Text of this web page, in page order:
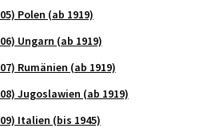
05) Polen (ab 1919)
06) Ungarn (ab 1919)
07) Rumänien (ab 1919)
08) Jugoslawien (ab 1919)
09) Italien (bis 1945)